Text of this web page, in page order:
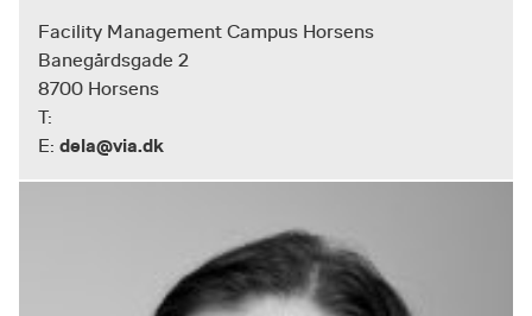
Facility Management Campus Horsens
Banegårdsgade 2
8700 Horsens
T:
E: dela@via.dk